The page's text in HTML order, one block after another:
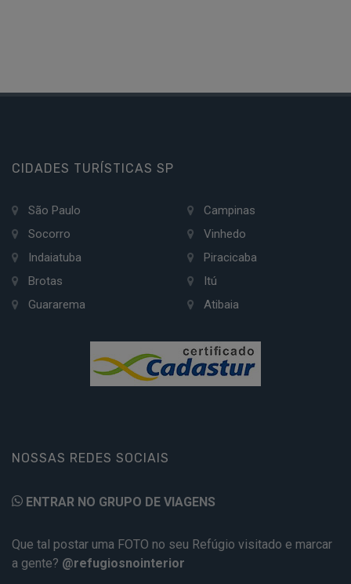
CIDADES TURÍSTICAS SP
São Paulo
Socorro
Indaiatuba
Brotas
Guararema
Campinas
Vinhedo
Piracicaba
Itú
Atibaia
NOSSAS REDES SOCIAIS
ENTRAR NO GRUPO DE VIAGENS
Que tal postar uma FOTO no seu Refúgio visitado e marcar
a gente? @refugiosnointerior